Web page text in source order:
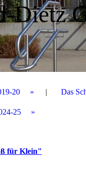
Dietz
20 Das
25
für Klein"